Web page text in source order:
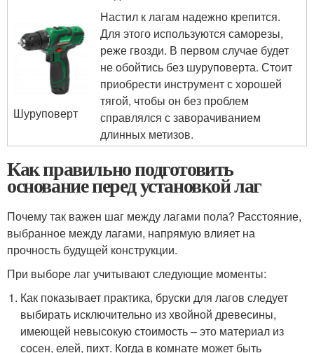
Шуруповерт
Настил к лагам надежно крепится.
Для этого используются саморезы,
реже гвозди. В первом случае будет
не обойтись без шуруповерта. Стоит
приобрести инструмент с хорошей
тягой, чтобы он без проблем
справлялся с заворачиванием
длинных метизов.
Как правильно подготовить
основание перед установкой лаг
Почему так важен шаг между лагами пола? Расстояние,
выбранное между лагами, напрямую влияет на
прочность будущей конструкции.
При выборе лаг учитывают следующие моменты:
Как показывает практика, бруски для лагов следует
выбирать исключительно из хвойной древесины,
имеющей невысокую стоимость – это материал из
сосен, елей, пихт. Когда в комнате может быть